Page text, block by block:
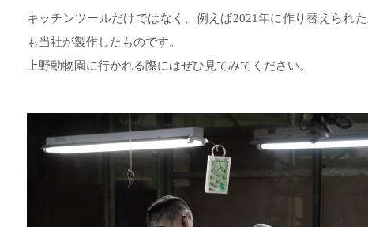
キッチンツールだけではなく、例えば2021年に作り替えられ
も当社が製作したものです。
上野動物園に行かれる際にはぜひ見てみてください。